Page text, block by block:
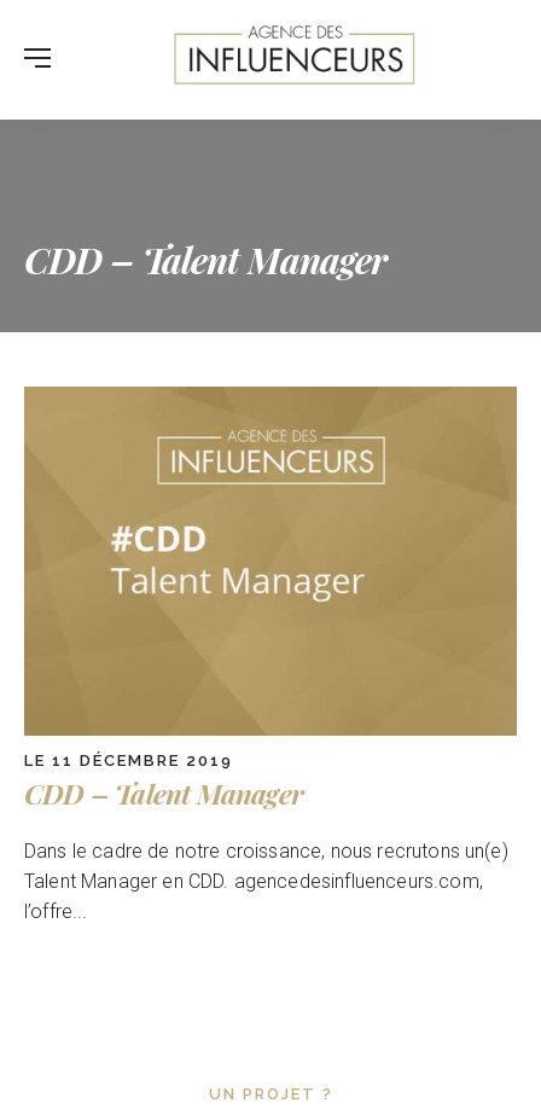
CDD – Talent Manager
LE 11 DÉCEMBRE 2019
CDD – Talent Manager
Dans le cadre de notre croissance, nous recrutons un(e)
Talent Manager en CDD. agencedesinfluenceurs.com,
l’offre...
UN PROJET ?